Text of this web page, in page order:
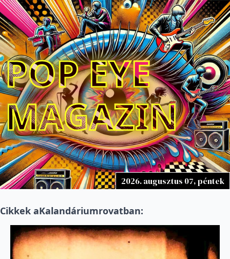
POP EYE
MAGAZIN
2026. augusztus 07, péntek
Cikkek aKalandáriumrovatban: